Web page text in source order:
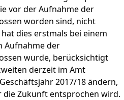
vor der Aufnahme­ der
worden sind, nicht
dies erstmals bei einem
Aufnahme der
wurde, berücksichtigt
derzeit im Amt
2017/18 ändern,
Zukunft entsprochen wird.